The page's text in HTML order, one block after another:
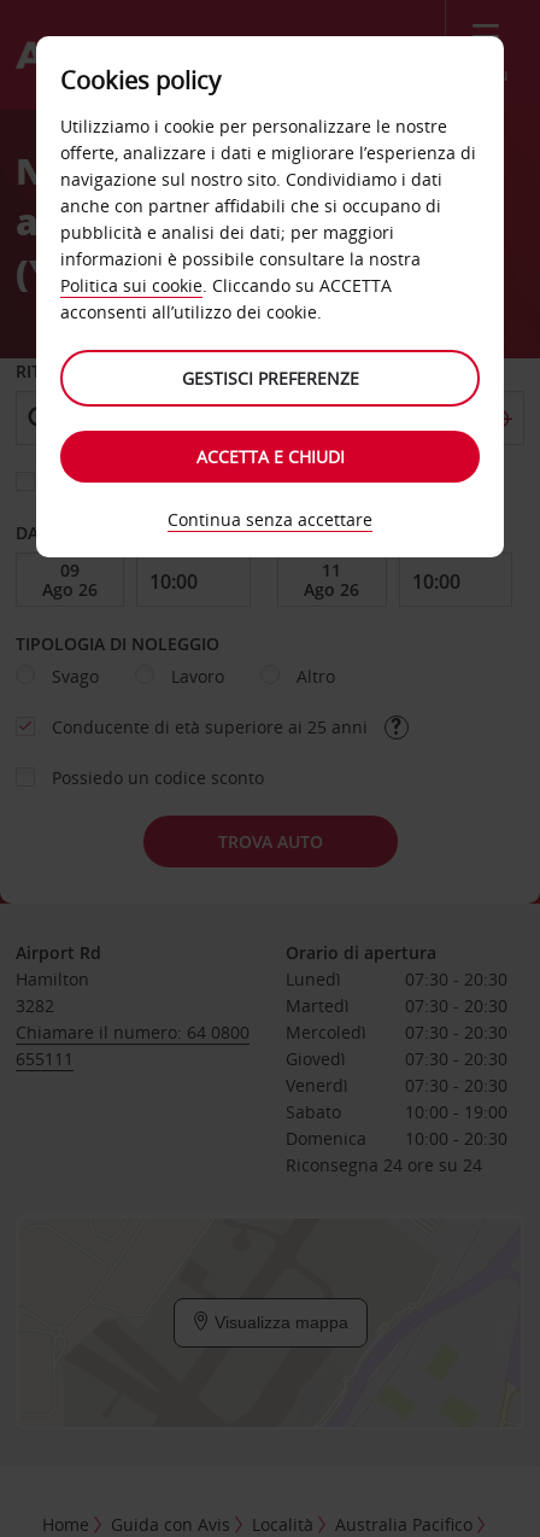
Menù
Welcome
AvisNoleggio auto
all'Aeroporto di Hamilton
(YHM)
RITIRO DA
Scegli una località di riconsegna diversa
DAL GIORNO AL GIORNO
TIPOLOGIA DI NOLEGGIO
Svago
Lavoro Altro
Conducente di età superiore ai 25 anni
Possiedo un codice sconto
TROVA AUTO
Airport Rd
Hamilton
3282
Chiamare il numero: 64 0800
655111
Orario di apertura
Lunedì
07:30 - 20:30
Martedì
07:30 - 20:30
Mercoledì
07:30 - 20:30
Giovedì
07:30 - 20:30
Venerdì
07:30 - 20:30
Sabato
10:00 - 19:00
Domenica
10:00 - 20:30
Riconsegna 24 ore su 24
Visualizza mappa
Home Guida con Avis Località
Australia Pacifico
Cookies policy
Utilizziamo i cookie per personalizzare le nostre
offerte, analizzare i dati e migliorare l’esperienza di
navigazione sul nostro sito. Condividiamo i dati
anche con partner affidabili che si occupano di
pubblicità e analisi dei dati; per maggiori
informazioni è possibile consultare la nostra
Politica sui cookie. Cliccando su ACCETTA
acconsenti all’utilizzo dei cookie.
GESTISCI PREFERENZE
ACCETTA E CHIUDI
Continua senza accettare